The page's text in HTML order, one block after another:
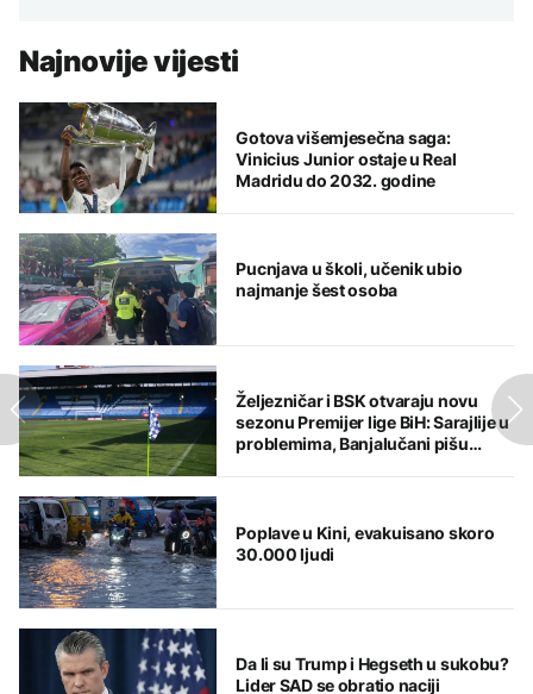
Najnovije vijesti
Gotova višemjesečna saga:
Vinicius Junior ostaje u Real
Madridu do 2032. godine
Pucnjava u školi, učenik ubio
najmanje šest osoba
Željezničar i BSK otvaraju novu
sezonu Premijer lige BiH: Sarajlije u
problemima, Banjalučani pišu
Poplave u Kini, evakuisano skoro
30.000 ljudi
Da li su Trump i Hegseth u sukobu?
Lider SAD se obratio naciji